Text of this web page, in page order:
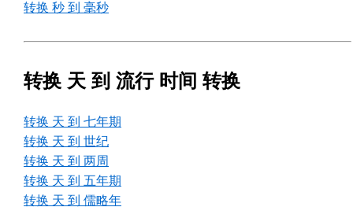
转换 秒 到 毫秒
转换 天 到 流行 时间 转换
转换 天 到 七年期
转换 天 到 世纪
转换 天 到 两周
转换 天 到 五年期
转换 天 到 儒略年